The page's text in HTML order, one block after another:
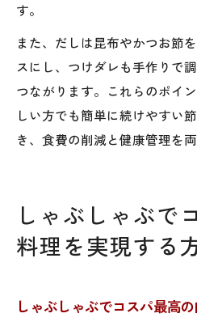
す。
また、だしは昆布やかつお節
スにし、つけダレも手作りで
つながります。これらのポイ
しい方でも簡単に続けやすい
き、食費の削減と健康管理を両
しゃぶしゃぶで
料理を実現する
しゃぶしゃぶでコスパ最高